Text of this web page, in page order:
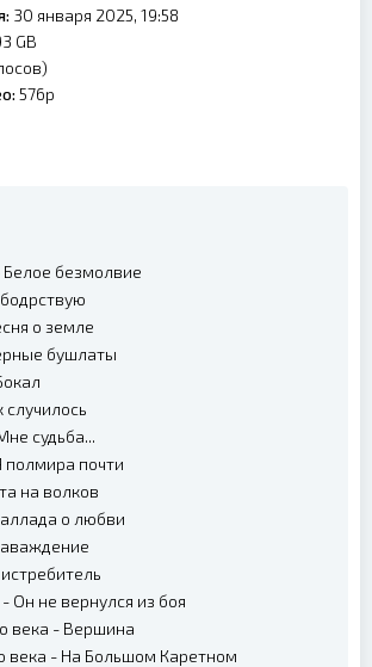
30 января 2025, 19:58
GB
576p
безмолвие
о земле
бушлаты
случилось
судьба...
полмира почти
на волков
о любви
Он не вернулся из боя
века - Вершина
века - На Большом Каретном